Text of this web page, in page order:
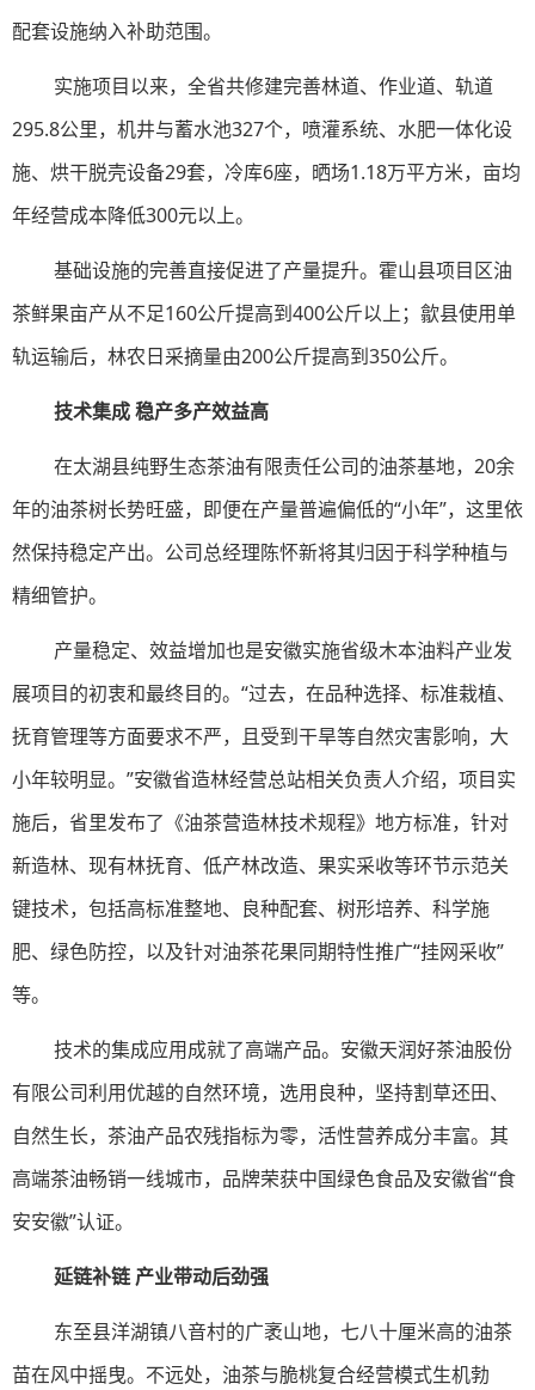
配套设施纳入补助范围。
实施项目以来，全省共修建完善林道、作业道、轨道
295.8公里，机井与蓄水池327个，喷灌系统、水肥一体化设
施、烘干脱壳设备29套，冷库6座，晒场1.18万平方米，亩均
年经营成本降低300元以上。
基础设施的完善直接促进了产量提升。霍山县项目区油
茶鲜果亩产从不足160公斤提高到400公斤以上；歙县使用单
轨运输后，林农日采摘量由200公斤提高到350公斤。
技术集成 稳产多产效益高
在太湖县纯野生态茶油有限责任公司的油茶基地，20余
年的油茶树长势旺盛，即便在产量普遍偏低的“小年”，这里依
然保持稳定产出。公司总经理陈怀新将其归因于科学种植与
精细管护。
产量稳定、效益增加也是安徽实施省级木本油料产业发
展项目的初衷和最终目的。“过去，在品种选择、标准栽植、
抚育管理等方面要求不严，且受到干旱等自然灾害影响，大
小年较明显。”安徽省造林经营总站相关负责人介绍，项目实
施后，省里发布了《油茶营造林技术规程》地方标准，针对
新造林、现有林抚育、低产林改造、果实采收等环节示范关
键技术，包括高标准整地、良种配套、树形培养、科学施
肥、绿色防控，以及针对油茶花果同期特性推广“挂网采收”
等。
技术的集成应用成就了高端产品。安徽天润好茶油股份
有限公司利用优越的自然环境，选用良种，坚持割草还田、
自然生长，茶油产品农残指标为零，活性营养成分丰富。其
高端茶油畅销一线城市，品牌荣获中国绿色食品及安徽省“食
安安徽”认证。
延链补链 产业带动后劲强
东至县洋湖镇八音村的广袤山地，七八十厘米高的油茶
苗在风中摇曳。不远处，油茶与脆桃复合经营模式生机勃